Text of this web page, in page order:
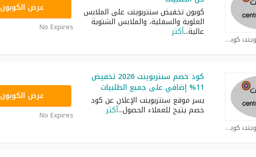
كود خصم سنتربوينت كوبون
كوبون تخفيض سنتربوينت على الملابس
العلوية والسفلية، والملابس الشتوية
عالية...أكثر
ASMARعرض الكوبون
No Expires
كود خصم سنتربوينت كوبون
كود خصم سنتربوينت 2026 تخفيض
11% إضافي على جميع الطلبيات
يسر موقع سنتربوينت الإعلان عن كود
خصم يتيح للعملاء الحصول...أكثر
ASMARعرض الكوبون
No Expires